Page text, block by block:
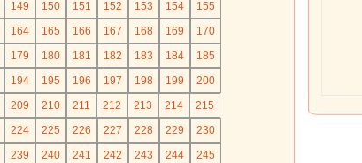
149 150 151 152 153 154
155
164 165 166 167 168 169
170
179 180 181 182 183 184
185
194 195 196 197 198 199
200
209 210 211 212 213 214
215
224 225 226 227 228 229
230
239 240 241 242 243 244
245